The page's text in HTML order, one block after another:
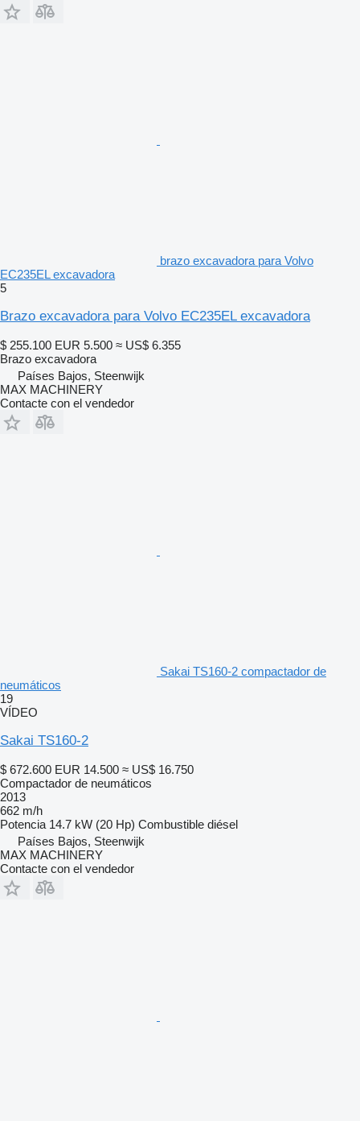
brazo excavadora para Volvo
EC235EL excavadora
5
Brazo excavadora para Volvo EC235EL excavadora
$ 255.100 EUR 5.500 ≈ US$ 6.355
Brazo excavadora
Países Bajos, Steenwijk
MAX MACHINERY
Contacte con el vendedor
Sakai TS160-2 compactador de
neumáticos
19
VÍDEO
Sakai TS160-2
$ 672.600 EUR 14.500 ≈ US$ 16.750
Compactador de neumáticos
2013
662 m/h
Potencia 14.7 kW (20 Hp) Combustible diésel
Países Bajos, Steenwijk
MAX MACHINERY
Contacte con el vendedor